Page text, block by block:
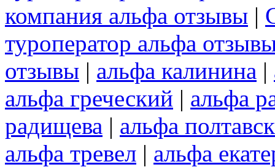
компания альфа отзывы |
туроператор альфа
отзывы | альфа калинина |
альфа греческий | альфа
радищева | альфа
альфа тревел | альфа